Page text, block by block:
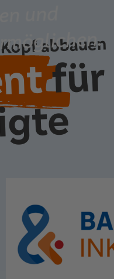
abbauen
für